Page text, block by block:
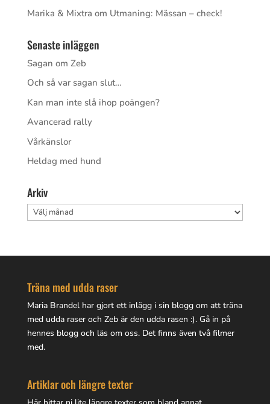
Marika & Mixtra om Utmaning: Mässan – check!
Senaste inläggen
Sagan om Zeb
Och så var sagan slut…
Kan man inte slå ihop poängen?
Avancerad rally
Vårkänslor
Heldag med hund
Arkiv
Arkiv
Träna med udda raser
Maria Brandel har gjort ett inlägg i sin bloggom att träna
med udda raser och Zeb är den udda rasen :). Gå in på
hennes bloggoch läs om oss. Det finns även två filmer
med.
Artiklar och längre texter